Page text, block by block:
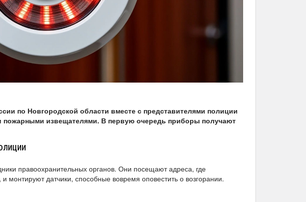
по Новгородской области вместе с представителями полиции
извещателями. В первую очередь приборы получают
правоохранительных органов. Они посещают адреса, где
монтируют датчики, способные вовремя оповестить о возгорании.